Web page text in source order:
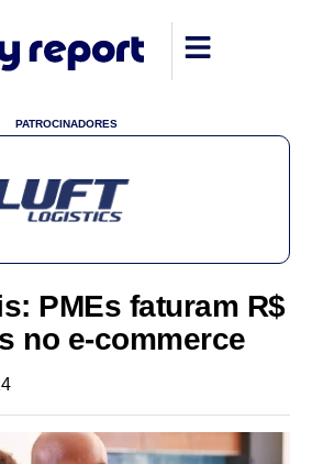
PATROCINADORES
PMEs faturam R$
no e-commerce